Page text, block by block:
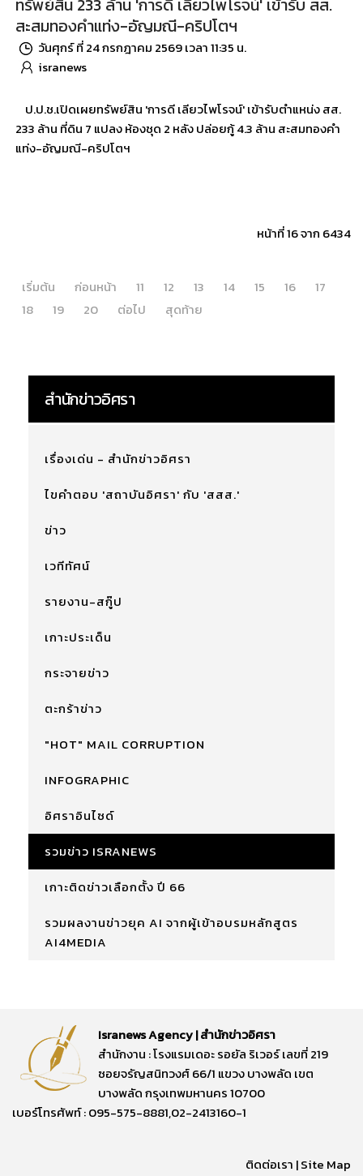
ทรัพย์สิน 233 ล้าน 'การดี เลี้ยวไพโรจน์' เข้ารับ สส.
สะสมทองคำแท่ง-อัญมณี-คริปโตฯ
วันศุกร์ ที่ 24 กรกฎาคม 2569 เวลา 11:35 น.
isranews
ป.ป.ช.เปิดเผยทรัพย์สิน 'การดี เลียวไพโรจน์' เข้ารับตำแหน่ง สส.
233 ล้าน ที่ดิน 7 แปลง ห้องชุด 2 หลัง ปล่อยกู้ 4.3 ล้าน สะสมทองคำ
แท่ง-อัญมณี-คริปโตฯ
หน้าที่ 16 จาก 6434
เริ่มต้น ก่อนหน้า 11 12 13 14 15 16
17
18
19 20 ต่อไป สุดท้าย
สำนักข่าวอิศรา
เรื่องเด่น - สำนักข่าวอิศรา
ไขคำตอบ 'สถาบันอิศรา' กับ 'สสส.'
ข่าว
เวทีทัศน์
รายงาน-สกู๊ป
เกาะประเด็น
กระจายข่าว
ตะกร้าข่าว
"HOT" MAIL CORRUPTION
INFOGRAPHIC
อิศราอินไซด์
รวมข่าว ISRANEWS
เกาะติดข่าวเลือกตั้ง ปี 66
รวมผลงานข่าวยุค AI จากผู้เข้าอบรมหลักสูตร
AI4MEDIA
Isranews Agency | สำนักข่าวอิศรา
สำนักงาน : โรงแรมเดอะ รอยัล ริเวอร์ เลขที่ 219
ซอยจรัญสนิทวงศ์ 66/1 แขวง บางพลัด เขต
บางพลัด กรุงเทพมหานคร 10700
เบอร์โทรศัพท์ : 095-575-8881,02-2413160-1
ติดต่อเรา |Site Map